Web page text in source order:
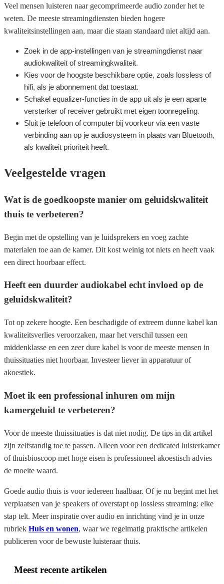
Veel mensen luisteren naar gecomprimeerde audio zonder het te
weten. De meeste streamingdiensten bieden hogere
kwaliteitsinstellingen aan, maar die staan standaard niet altijd aan.
Zoek in de app-instellingen van je streamingdienst naar
audiokwaliteit of streamingkwaliteit.
Kies voor de hoogste beschikbare optie, zoals lossless of
hifi, als je abonnement dat toestaat.
Schakel equalizer-functies in de app uit als je een aparte
versterker of receiver gebruikt met eigen toonregeling.
Sluit je telefoon of computer bij voorkeur via een vaste
verbinding aan op je audiosysteem in plaats van Bluetooth,
als kwaliteit prioriteit heeft.
Veelgestelde vragen
Wat is de goedkoopste manier om geluidskwaliteit
thuis te verbeteren?
Begin met de opstelling van je luidsprekers en voeg zachte
materialen toe aan de kamer. Dit kost weinig tot niets en heeft vaak
een direct hoorbaar effect.
Heeft een duurder audiokabel echt invloed op de
geluidskwaliteit?
Tot op zekere hoogte. Een beschadigde of extreem dunne kabel kan
kwaliteitsverlies veroorzaken, maar het verschil tussen een
middenklasse en een zeer dure kabel is voor de meeste mensen in
thuissituaties niet hoorbaar. Investeer liever in apparatuur of
akoestiek.
Moet ik een professional inhuren om mijn
kamergeluid te verbeteren?
Voor de meeste thuissituaties is dat niet nodig. De tips in dit artikel
zijn zelfstandig toe te passen. Alleen voor een dedicated luisterkamer
of thuisbioscoop met hoge eisen is professioneel akoestisch advies
de moeite waard.
Goede audio thuis is voor iedereen haalbaar. Of je nu begint met het
verplaatsen van je speakers of overstapt op lossless streaming: elke
stap telt. Meer inspiratie over audio en inrichting vind je in onze
rubriek Huis en wonen, waar we regelmatig praktische artikelen
publiceren voor de bewuste luisteraar thuis.
Meest recente artikelen